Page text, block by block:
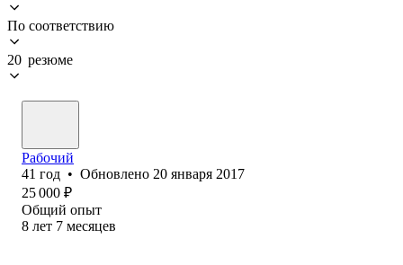
По соответствию
20 резюме
Рабочий
41 год • Обновлено 20 января 2017
25 000 ₽
Общий опыт
8 лет 7 месяцев